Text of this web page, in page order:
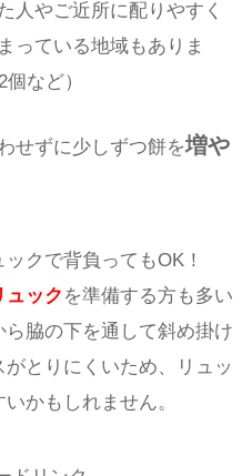
人やご近所に配りやすく
っている地域もありま
など）
せずに少しずつ餅を増や
クで背負ってもOK！
ュック を準備する方も多い
脇の下を通して斜め掛け
とりにくいため、リュッ
かもしれません。